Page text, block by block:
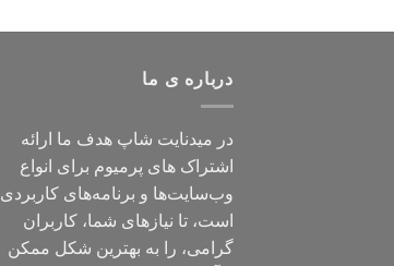
درباره ی ما
در میدنایت شاپ هدف ما ارائه
اشتراک های پرمیوم برای انواع
وب‌سایت‌ها و برنامه‌های کاربردی
است، تا نیازهای شما، کاربران
گرامی، را به بهترین شکل ممکن